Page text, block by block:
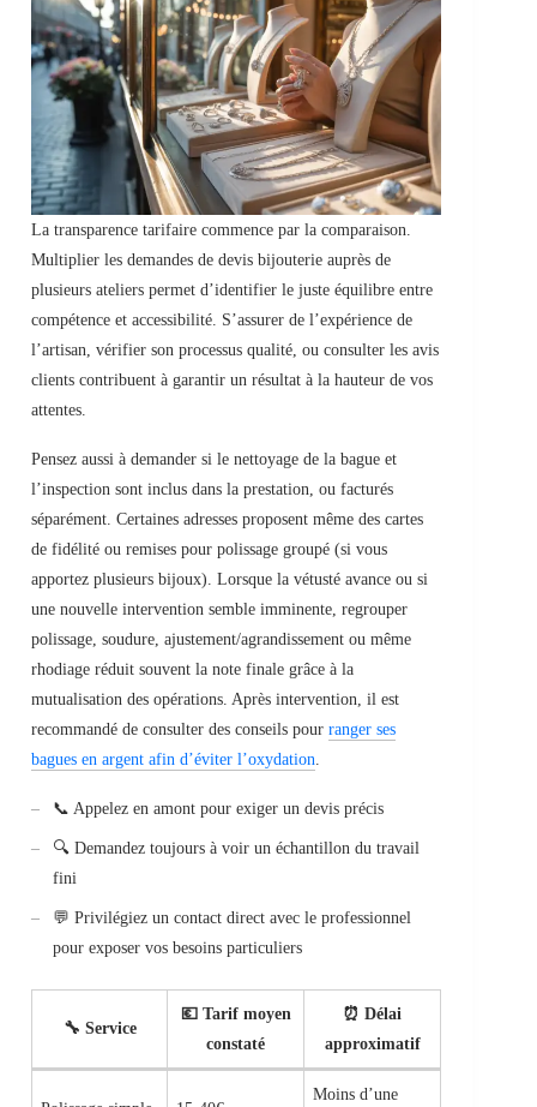
La transparence tarifaire commence par la comparaison.
Multiplier les demandes de devis bijouterie auprès de
plusieurs ateliers permet d’identifier le juste équilibre entre
compétence et accessibilité. S’assurer de l’expérience de
l’artisan, vérifier son processus qualité, ou consulter les avis
clients contribuent à garantir un résultat à la hauteur de vos
attentes.
Pensez aussi à demander si le nettoyage de la bague et
l’inspection sont inclus dans la prestation, ou facturés
séparément. Certaines adresses proposent même des cartes
de fidélité ou remises pour polissage groupé (si vous
apportez plusieurs bijoux). Lorsque la vétusté avance ou si
une nouvelle intervention semble imminente, regrouper
polissage, soudure, ajustement/agrandissement ou même
rhodiage réduit souvent la note finale grâce à la
mutualisation des opérations. Après intervention, il est
recommandé de consulter des conseils pour ranger ses
bagues en argent afin d’éviter l’oxydation
📞 Appelez en amont pour exiger un devis précis
🔍 Demandez toujours à voir un échantillon du travail
fini
💬 Privilégiez un contact direct avec le professionnel
pour exposer vos besoins particuliers
🔧 Service
💶 Tarif moyen
constaté
⏰ Délai
approximatif
Moins d’une